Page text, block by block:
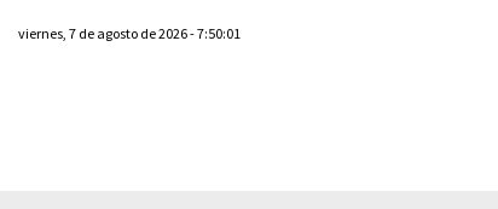
viernes, 7 de agosto de 2026 - 7:50:01